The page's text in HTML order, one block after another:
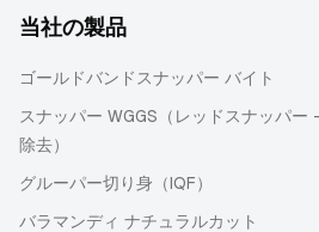
当社の製品
ゴールドバンドスナッパー バイト
スナッパー WGGS（レッドスナッパー
除去）
グルーパー切り身（IQF）
バラマンディ ナチュラルカット